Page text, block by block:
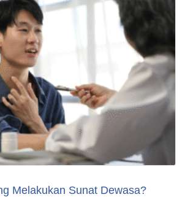
Melakukan Sunat Dewasa?